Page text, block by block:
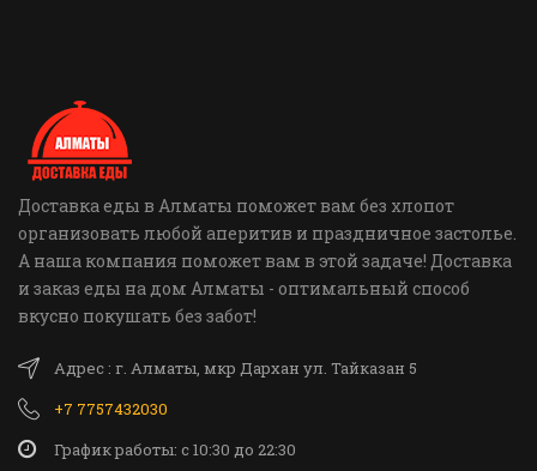
Доставка еды в Алматы поможет вам без хлопот
организовать любой аперитив и праздничное застолье.
А наша компания поможет вам в этой задаче! Доставка
и заказ еды на дом Алматы - оптимальный способ
вкусно покушать без забот!
Адрес : г. Алматы, мкр Дархан ул. Тайказан 5
+7 7757432030
График работы: c 10:30 до 22:30